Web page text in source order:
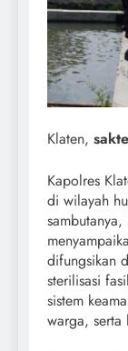
Klaten,
Kapolres
di wilayah
difungsikan
sterilisasi
sistem
warga,